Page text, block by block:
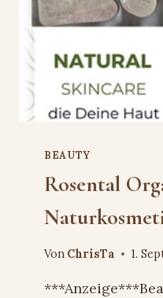
BEAUTY
Rosental
Von ChrisTa 1.